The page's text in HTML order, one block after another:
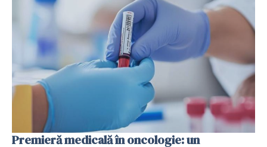
Premieră medicală în oncologie: un